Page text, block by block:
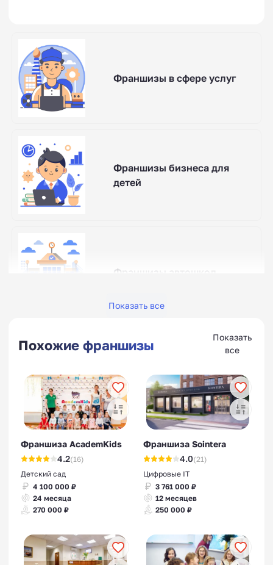
Франшизы в сфере услуг
Франшизы бизнеса для
детей
Франшизы автошкол
приложений (программ)
Франшизы такси
Показать все
Похожие франшизы
Показать
все
Франшиза AcademKids
4.2(16)
Детский сад
4 100 000 ₽
24 месяца
270 000 ₽
Франшиза Sointera
4.0(21)
Цифровые IT
3 761 000 ₽
12 месяцев
250 000 ₽